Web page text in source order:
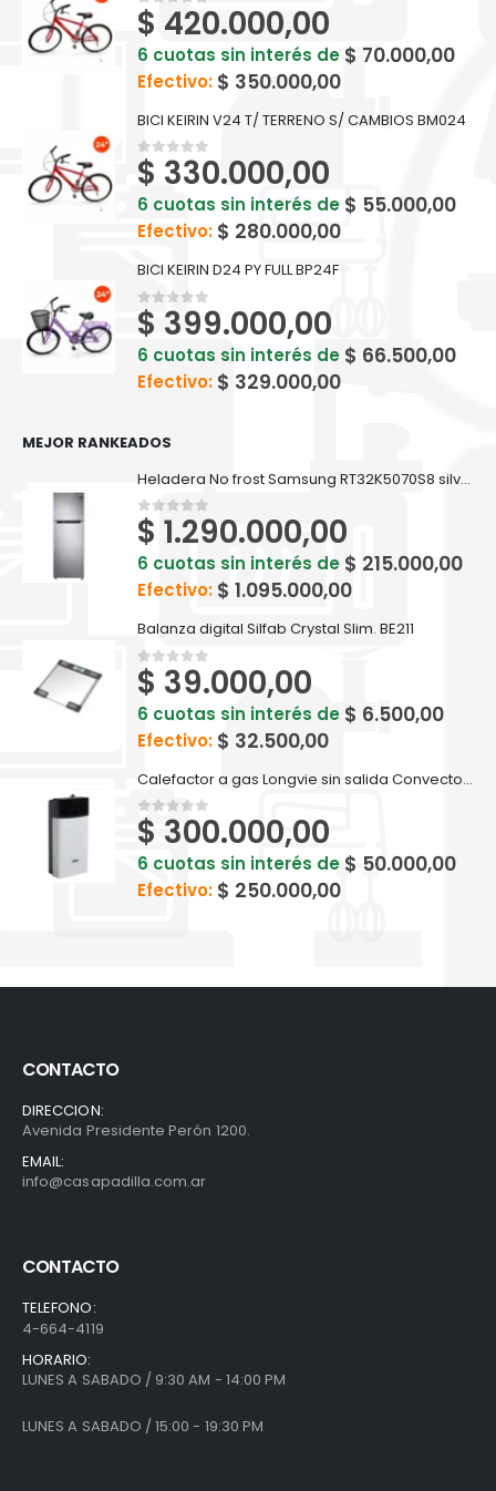
0out of 5
$ 420.000,00
6 cuotas sin interés de $ 70.000,00
Efectivo: $ 350.000,00
BICI KEIRIN V24 T/ TERRENO S/ CAMBIOS BM024
0out of 5
$ 330.000,00
6 cuotas sin interés de $ 55.000,00
Efectivo: $ 280.000,00
BICI KEIRIN D24 PY FULL BP24F
0out of 5
$ 399.000,00
6 cuotas sin interés de $ 66.500,00
Efectivo: $ 329.000,00
MEJOR RANKEADOS
Heladera No frost Samsung RT32K5070S8 silver inox 321 L
0out of 5
$ 1.290.000,00
6 cuotas sin interés de $ 215.000,00
Efectivo: $ 1.095.000,00
Balanza digital Silfab Crystal Slim. BE211
0out of 5
$ 39.000,00
6 cuotas sin interés de $ 6.500,00
Efectivo: $ 32.500,00
Calefactor a gas Longvie sin salida Convector Eca2s 2200 Kcal Recta
0out of 5
$ 300.000,00
6 cuotas sin interés de $ 50.000,00
Efectivo: $ 250.000,00
CONTACTO
DIRECCION:
Avenida Presidente Perón 1200.
EMAIL:
info@casapadilla.com.ar
CONTACTO
TELEFONO:
4-664-4119
HORARIO:
LUNES A SABADO / 9:30 AM - 14:00 PM
LUNES A SABADO / 15:00 - 19:30 PM